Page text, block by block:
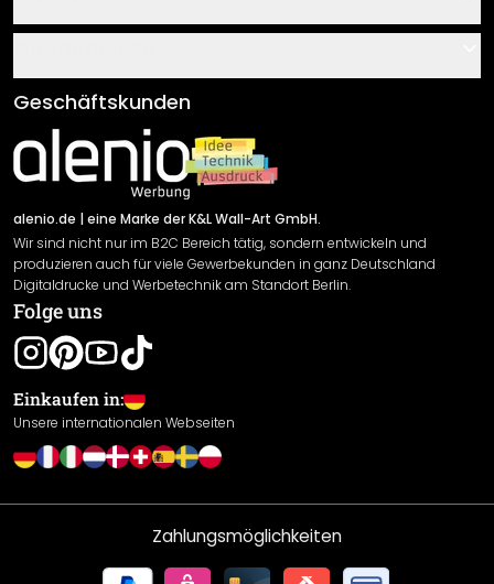
Über uns
Klebe- und Montageanleitungen
Newsletter An-/Abmeldung
Sendungsverfolgung
AGB
Impressum
Versand & Zahlung
Rücksendung
Widerrufsrecht
Datenschutzerklärung
Gewährleistung
Leistungserklärung / CE-Zeichen
Cookie Einstellungen
Geschäftskunden
alenio.de | eine Marke der K&L Wall-Art GmbH.
Wir sind nicht nur im B2C Bereich tätig, sondern entwickeln und
produzieren auch für viele Gewerbekunden in ganz Deutschland
Digitaldrucke und Werbetechnik am Standort Berlin.
Folge uns
Einkaufen in:
Unsere internationalen Webseiten
Zahlungsmöglichkeiten